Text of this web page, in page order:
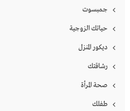
جمبسوت
حياتك الزوجية
ديكور المنزل
رشاقتك
صحة المرأة
طفلك